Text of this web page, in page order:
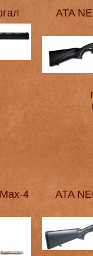
ATA
4
ATA